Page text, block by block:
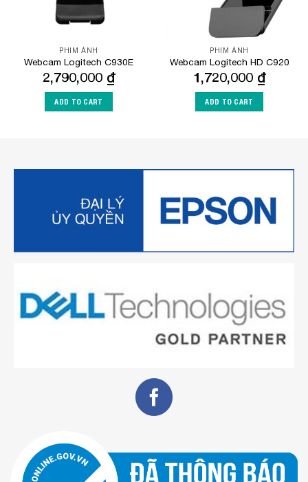
PHIM ẢNH
Webcam Logitech C930E
2,790,000 ₫
ADD TO CART
PHIM ẢNH
Webcam Logitech HD C920
1,720,000 ₫
ADD TO CART